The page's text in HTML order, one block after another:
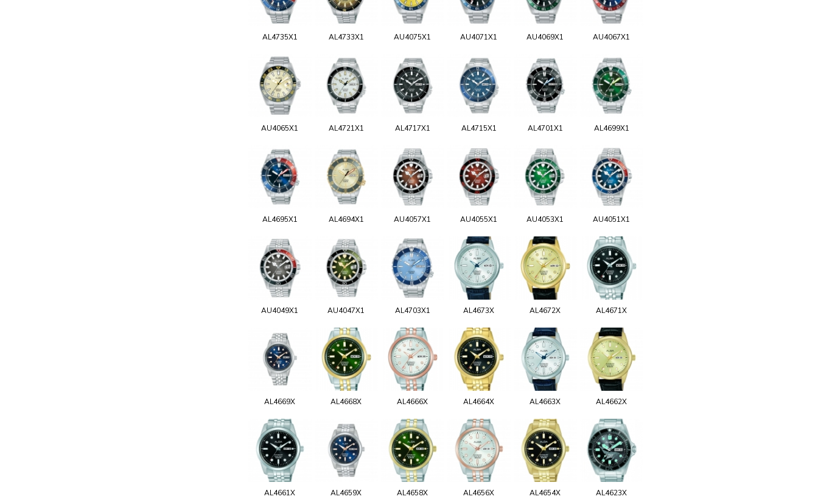
AL4735X1 AL4733X1 AU4075X1 AU4071X1 AU4069X1 AU4067X1
AU4065X1 AL4721X1 AL4717X1 AL4715X1 AL4701X1 AL4699X1
AL4695X1 AL4694X1 AU4057X1 AU4055X1 AU4053X1 AU4051X1
AU4049X1 AU4047X1 AL4703X1 AL4673X AL4672X AL4671X
AL4669X AL4668X AL4666X AL4664X AL4663X AL4662X
AL4661X AL4659X AL4658X AL4656X AL4654X AL4623X